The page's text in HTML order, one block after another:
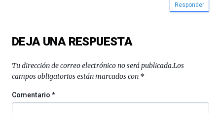
Responder
DEJA UNA RESPUESTA
Tu dirección de correo electrónico no será publicada.Los
campos obligatorios están marcados con *
Comentario*